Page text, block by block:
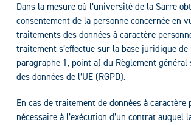
Dans la mesure où l’université de la Sarre
consentement de la personne concernée en
traitements des données à caractère
traitement s’effectue sur la base juridique de
paragraphe 1, point a) du Règlement
des données de l’UE (RGPD).
En cas de traitement de données à caractère
nécessaire à l’exécution d’un contrat auquel